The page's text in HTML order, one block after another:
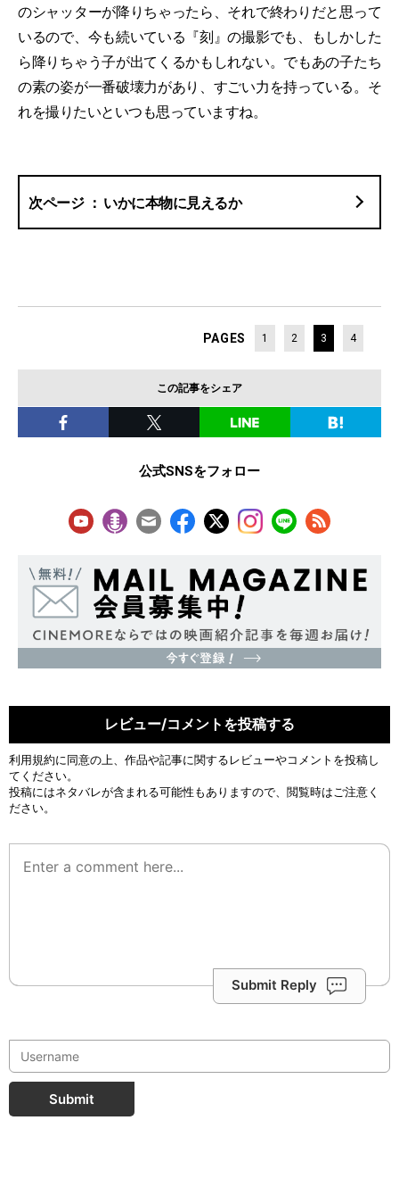
のシャッターが降りちゃったら、それで終わりだと思って
いるので、今も続いている『刻』の撮影でも、もしかした
ら降りちゃう子が出てくるかもしれない。でもあの子たち
の素の姿が一番破壊力があり、すごい力を持っている。そ
れを撮りたいといつも思っていますね。
いかに本物に見えるか
PAGES 1 2 3 4
この記事をシェア
公式SNSをフォロー
レビュー/コメントを投稿する
利用規約に同意の上、作品や記事に関するレビューやコメントを投稿し
てください。
投稿にはネタバレが含まれる可能性もありますので、閲覧時はご注意く
ださい。
Submit Reply
Submit